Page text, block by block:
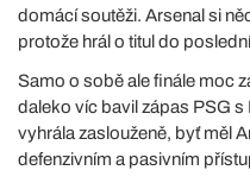
domácí soutěži. Arsenal si
protože hrál o titul do
Samo o sobě ale finále moc
daleko víc bavil zápas PSG s
vyhrála zaslouženě, byť měl
defenzivním a pasivním